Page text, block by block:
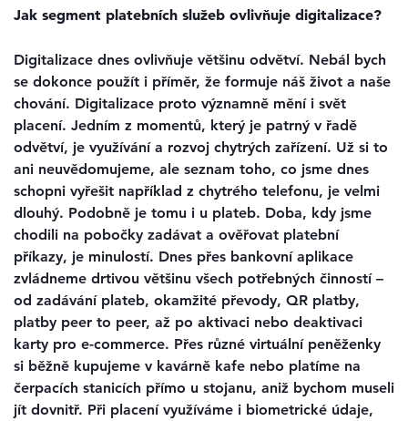
Jak segment platebních služeb ovlivňuje digitalizace?
Digitalizace dnes ovlivňuje většinu odvětví. Nebál bych
se dokonce použít i příměr, že formuje náš život a naše
chování. Digitalizace proto významně mění i svět
placení. Jedním z momentů, který je patrný v řadě
odvětví, je využívání a rozvoj chytrých zařízení. Už si to
ani neuvědomujeme, ale seznam toho, co jsme dnes
schopni vyřešit například z chytrého telefonu, je velmi
dlouhý. Podobně je tomu i u plateb. Doba, kdy jsme
chodili na pobočky zadávat a ověřovat platební
příkazy, je minulostí. Dnes přes bankovní aplikace
zvládneme drtivou většinu všech potřebných činností –
od zadávání plateb, okamžité převody, QR platby,
platby peer to peer, až po aktivaci nebo deaktivaci
karty pro e-commerce. Přes různé virtuální peněženky
si běžně kupujeme v kavárně kafe nebo platíme na
čerpacích stanicích přímo u stojanu, aniž bychom museli
jít dovnitř. Při placení využíváme i biometrické údaje,